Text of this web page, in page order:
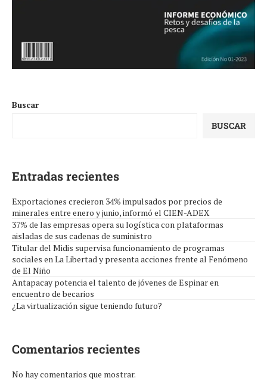
Buscar
BUSCAR
Entradas recientes
Exportaciones crecieron 34% impulsados por precios de
minerales entre enero y junio, informó el CIEN-ADEX
37% de las empresas opera su logística con plataformas
aisladas de sus cadenas de suministro
Titular del Midis supervisa funcionamiento de programas
sociales en La Libertad y presenta acciones frente al Fenómeno
de El Niño
Antapacay potencia el talento de jóvenes de Espinar en
encuentro de becarios
¿La virtualización sigue teniendo futuro?
Comentarios recientes
No hay comentarios que mostrar.